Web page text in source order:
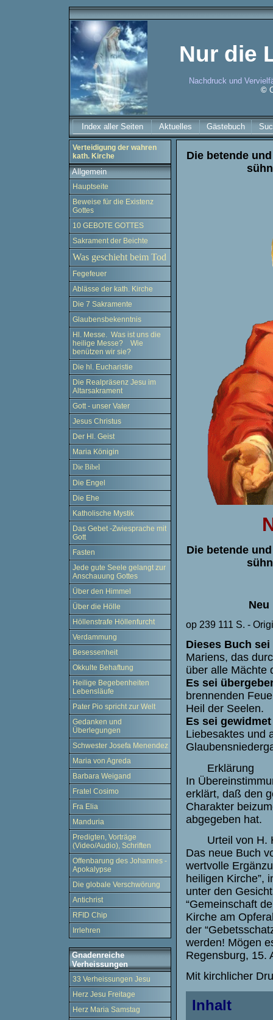
Nur die
Nachdruck und
©
Index aller Seiten Aktuelles Gästebuch
Verteidigung der wahren
kath. Kirche
Allgemein
Hauptseite
Beweise für die Existenz
Gottes
10 GEBOTE GOTTES
Sakrament der Beichte
Was geschieht beim Tod
Fegefeuer
Ablässe der kath. Kirche
Die 7 Sakramente
Glaubensbekenntnis
Hl. Messe. Was ist uns die
heilige Messe? Wie
benützen wir sie?
Die hl. Eucharistie
Die Realpräsenz Jesu im
Altarsakrament
Gott - unser Vater
Jesus Christus
Der Hl. Geist
Maria Königin
Die Bibel
Die Engel
Die Ehe
Katholische Mystik
Das Gebet -Zwiesprache mit
Gott
Fasten
Jede gute Seele gelangt zur
Anschauung Gottes
Über den Himmel
Über die Hölle
Höllenstrafe Höllenfurcht
Verdammung
Besessenheit
Okkulte Behaftung
Heilige Begebenheiten
Lebensläufe
Pater Pio spricht zur Welt
Gedanken und
Überlegungen
Schwester Josefa Menendez
Maria von Agreda
Barbara Weigand
Fratel Cosimo
Fra Elia
Manduria
Predigten, Vorträge
(Video/Audio), Schriften
Offenbarung des Johannes -
Apokalypse
Die globale Verschwörung
Antichrist
RFID Chip
Irrlehren
Gnadenreiche
Verheissungen
33 Verheissungen Jesu
Herz Jesu Freitage
Herz Maria Samstag
Die betende
Die betende
Neu
op 239 111 S. -
Dieses Buch
Mariens, das
über alle Mächte
Es sei
brennenden
Heil der Seelen.
Es sei
Liebesaktes und
Erklärung
In
erklärt, daß den
Charakter
abgegeben hat.
Urteil von H.
Das neue Buch
wertvolle
heiligen Kirche”,
unter den
“Gemeinschaft
Kirche am
der
werden! Mögen
Regensburg, 15.
Mit kirchlicher
Inhalt